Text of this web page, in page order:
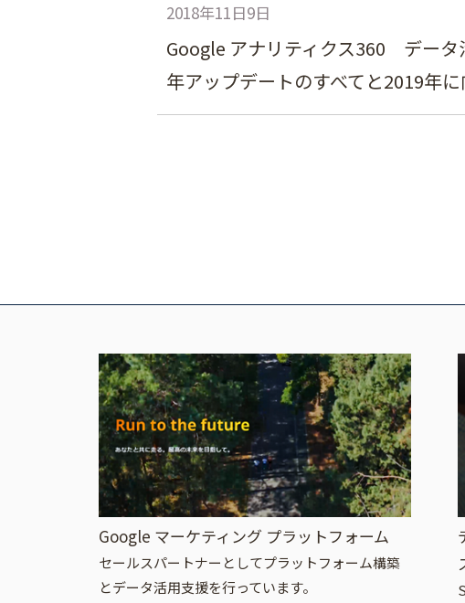
2018年11日9日
Google アナリティクス360 デー
年アップデートのすべてと2019年に
Google マーケティング プラットフォーム
セールスパートナーとしてプラットフォーム構築
とデータ活用支援を行っています。